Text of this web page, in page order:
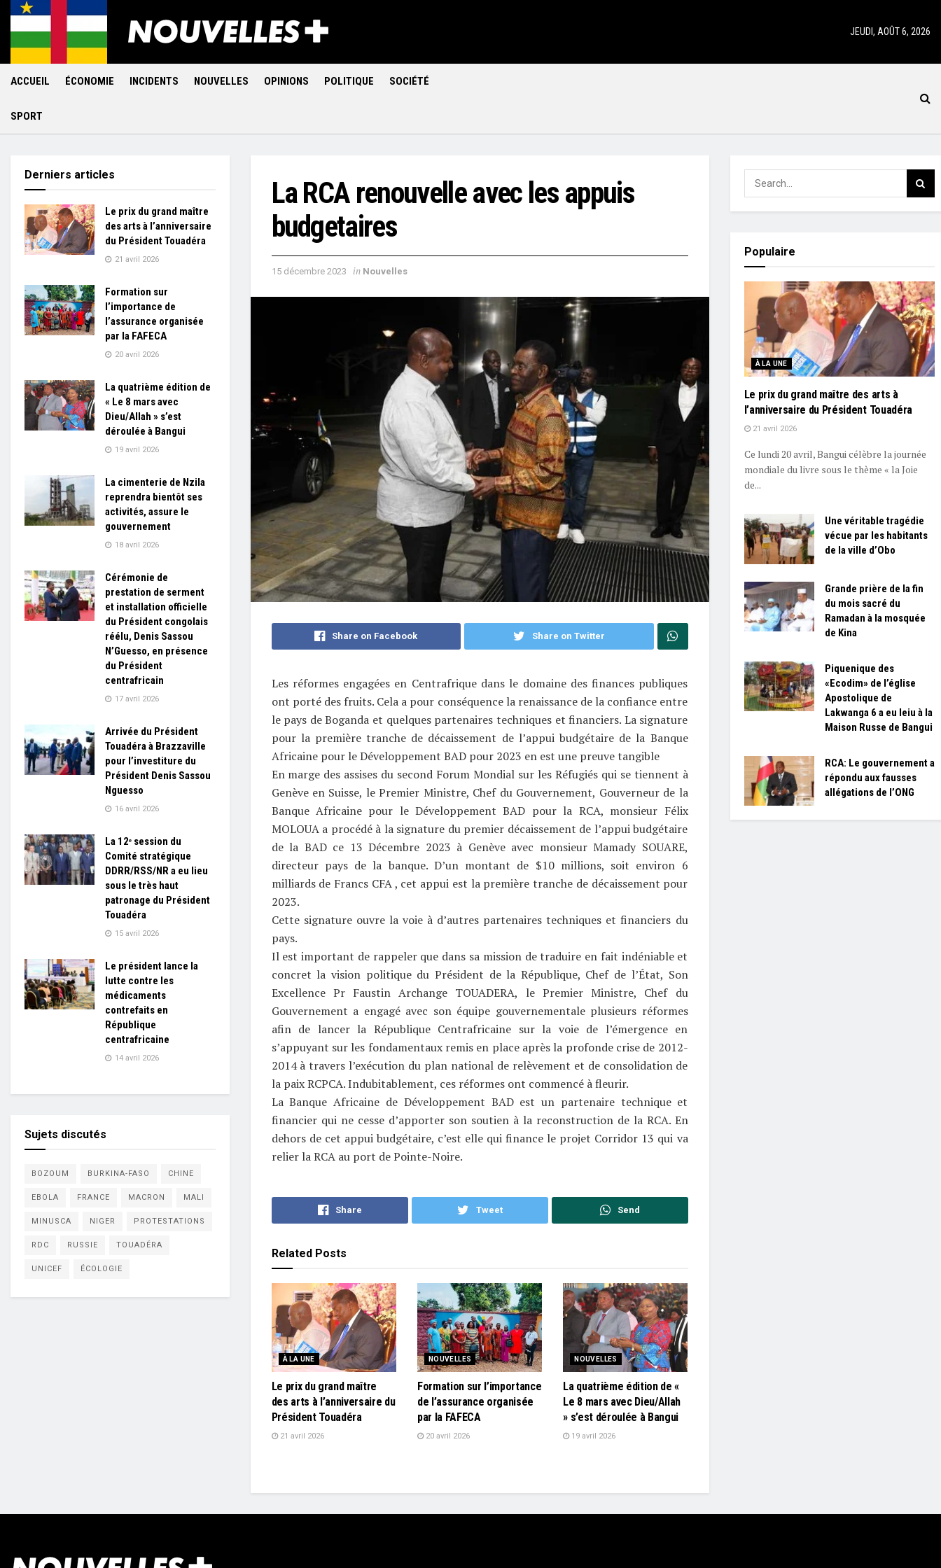
JEUDI, AOÛT 6, 2026
ACCUEIL ÉCONOMIE INCIDENTS NOUVELLES OPINIONS POLITIQUE SOCIÉTÉ
SPORT
La RCA renouvelle avec les appuis
budgetaires
15 décembre 2023 in Nouvelles
Share on Facebook Share on Twitter
Les réformes engagées en Centrafrique dans le domaine des finances publiques
ont porté des fruits. Cela a pour conséquence la renaissance de la confiance entre
le pays de Boganda et quelques partenaires techniques et financiers. La signature
pour la première tranche de décaissement de l’appui budgétaire de la Banque
Africaine pour le Développement BAD pour 2023 en est une preuve tangible
En marge des assises du second Forum Mondial sur les Réfugiés qui se tiennent à
Genève en Suisse, le Premier Ministre, Chef du Gouvernement, Gouverneur de la
Banque Africaine pour le Développement BAD pour la RCA, monsieur Félix
MOLOUA a procédé à la signature du premier décaissement de l’appui budgétaire
de la BAD ce 13 Décembre 2023 à Genève avec monsieur Mamady SOUARE,
directeur pays de la banque. D’un montant de $10 millions, soit environ 6
milliards de Francs CFA , cet appui est la première tranche de décaissement pour
2023.
Cette signature ouvre la voie à d’autres partenaires techniques et financiers du
pays.
Il est important de rappeler que dans sa mission de traduire en fait indéniable et
concret la vision politique du Président de la République, Chef de l’État, Son
Excellence Pr Faustin Archange TOUADERA, le Premier Ministre, Chef du
Gouvernement a engagé avec son équipe gouvernementale plusieurs réformes
afin de lancer la République Centrafricaine sur la voie de l’émergence en
s’appuyant sur les fondamentaux remis en place après la profonde crise de 2012-
2014 à travers l’exécution du plan national de relèvement et de consolidation de
la paix RCPCA. Indubitablement, ces réformes ont commencé à fleurir.
La Banque Africaine de Développement BAD est un partenaire technique et
financier qui ne cesse d’apporter son soutien à la reconstruction de la RCA. En
dehors de cet appui budgétaire, c’est elle qui finance le projet Corridor 13 qui va
relier la RCA au port de Pointe-Noire.
Share Tweet Send
RelatedPosts
À LA UNE
Le prix du grand maître
des arts à l’anniversaire du
Président Touadéra
21 avril 2026
NOUVELLES
Formation sur l’importance
de l’assurance organisée
par la FAFECA
20 avril 2026
NOUVELLES
La quatrième édition de «
Le 8 mars avec Dieu/Allah
» s’est déroulée à Bangui
19 avril 2026
Derniers articles
Le prix du grand maître
des arts à l’anniversaire
du Président Touadéra
21 avril 2026
Formation sur
l’importance de
l’assurance organisée
par la FAFECA
20 avril 2026
La quatrième édition de
« Le 8 mars avec
Dieu/Allah » s’est
déroulée à Bangui
19 avril 2026
La cimenterie de Nzila
reprendra bientôt ses
activités, assure le
gouvernement
18 avril 2026
Cérémonie de
prestation de serment
et installation officielle
du Président congolais
réélu, Denis Sassou
N’Guesso, en présence
du Président
centrafricain
17 avril 2026
Arrivée du Président
Touadéra à Brazzaville
pour l’investiture du
Président Denis Sassou
Nguesso
16 avril 2026
La 12ᵉ session du
Comité stratégique
DDRR/RSS/NR a eu lieu
sous le très haut
patronage du Président
Touadéra
15 avril 2026
Le président lance la
lutte contre les
médicaments
contrefaits en
République
centrafricaine
14 avril 2026
Sujets discutés
BOZOUM BURKINA-FASO CHINE
EBOLA FRANCE MACRON MALI
MINUSCA NIGER PROTESTATIONS
RDC RUSSIE TOUADÉRA
UNICEF ÉCOLOGIE
Populaire
À LA UNE
Le prix du grand maître des arts à
l’anniversaire du Président Touadéra
21 avril 2026
Ce lundi 20 avril, Bangui célèbre la journée
mondiale du livre sous le thème « la Joie
de...
Une véritable tragédie
vécue par les habitants
de la ville d’Obo
Grande prière de la fin
du mois sacré du
Ramadan à la mosquée
de Kina
Piquenique des
«Ecodim» de l’église
Apostolique de
Lakwanga 6 a eu leiu à la
Maison Russe de Bangui
RCA: Le gouvernement a
répondu aux fausses
allégations de l’ONG